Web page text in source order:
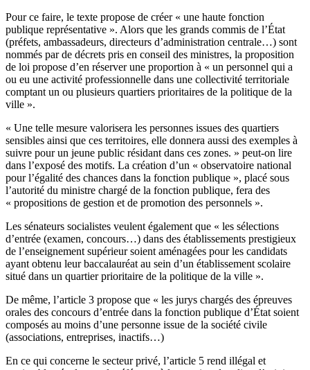
Pour ce faire, le texte propose de créer « une haute fonction
publique représentative ». Alors que les grands commis de l’État
(préfets, ambassadeurs, directeurs d’administration centrale…) sont
nommés par de décrets pris en conseil des ministres, la proposition
de loi propose d’en réserver une proportion à « un personnel qui a
ou eu une activité professionnelle dans une collectivité territoriale
comptant un ou plusieurs quartiers prioritaires de la politique de la
ville ».
« Une telle mesure valorisera les personnes issues des quartiers
sensibles ainsi que ces territoires, elle donnera aussi des exemples à
suivre pour un jeune public résidant dans ces zones. » peut-on lire
dans l’exposé des motifs. La création d’un « observatoire national
pour l’égalité des chances dans la fonction publique », placé sous
l’autorité du ministre chargé de la fonction publique, fera des
« propositions de gestion et de promotion des personnels ».
Les sénateurs socialistes veulent également que « les sélections
d’entrée (examen, concours…) dans des établissements prestigieux
de l’enseignement supérieur soient aménagées pour les candidats
ayant obtenu leur baccalauréat au sein d’un établissement scolaire
situé dans un quartier prioritaire de la politique de la ville ».
De même, l’article 3 propose que « les jurys chargés des épreuves
orales des concours d’entrée dans la fonction publique d’État soient
composés au moins d’une personne issue de la société civile
(associations, entreprises, inactifs…)
En ce qui concerne le secteur privé, l’article 5 rend illégal et